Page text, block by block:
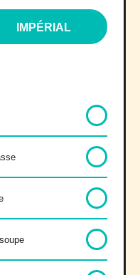
IMPÉRIAL